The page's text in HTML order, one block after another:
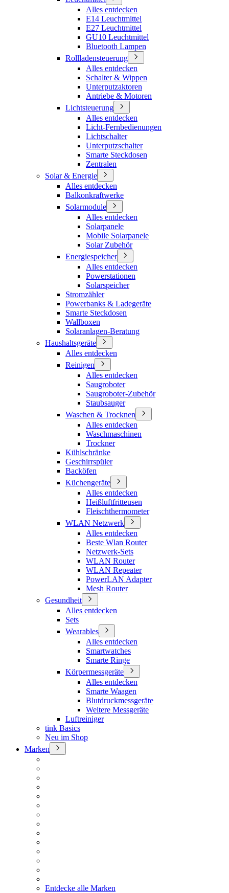
Alles entdecken
E14 Leuchtmittel
E27 Leuchtmittel
GU10 Leuchtmittel
Bluetooth Lampen
Rollladensteuerung
Alles entdecken
Schalter & Wippen
Unterputzaktoren
Antriebe & Motoren
Lichtsteuerung
Alles entdecken
Licht-Fernbedienungen
Lichtschalter
Unterputzschalter
Smarte Steckdosen
Zentralen
Solar & Energie
Alles entdecken
Balkonkraftwerke
Solarmodule
Alles entdecken
Solarpanele
Mobile Solarpanele
Solar Zubehör
Energiespeicher
Alles entdecken
Powerstationen
Solarspeicher
Stromzähler
Powerbanks & Ladegeräte
Smarte Steckdosen
Wallboxen
Solaranlagen-Beratung
Haushaltsgeräte
Alles entdecken
Reinigen
Alles entdecken
Saugroboter
Saugroboter-Zubehör
Staubsauger
Waschen & Trocknen
Alles entdecken
Waschmaschinen
Trockner
Kühlschränke
Geschirrspüler
Backöfen
Küchengeräte
Alles entdecken
Heißluftfritteusen
Fleischthermometer
WLAN Netzwerk
Alles entdecken
Beste Wlan Router
Netzwerk-Sets
WLAN Router
WLAN Repeater
PowerLAN Adapter
Mesh Router
Gesundheit
Alles entdecken
Sets
Wearables
Alles entdecken
Smartwatches
Smarte Ringe
Körpermessgeräte
Alles entdecken
Smarte Waagen
Blutdruckmessgeräte
Weitere Messgeräte
Luftreiniger
tink Basics
Neu im Shop
Marken
Entdecke alle Marken